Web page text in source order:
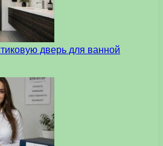
дверь для ванной